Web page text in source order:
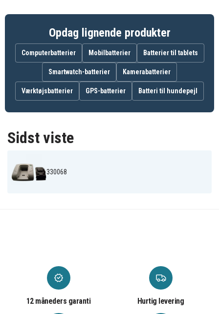
UC 18YML
UC 18YRSL
UC18YGSL
Opdag lignende produkter
Computerbatterier Mobilbatterier Batterier til tablets
Smartwatch-batterier Kamerabatterier
Værktøjsbatterier GPS-batterier Batteri til hundepejl
Sidst viste
330068
12 måneders garanti Hurtig levering